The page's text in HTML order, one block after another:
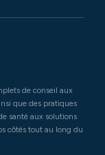
de conseil aux
que des pratiques
santé aux solutions
côtés tout au long du